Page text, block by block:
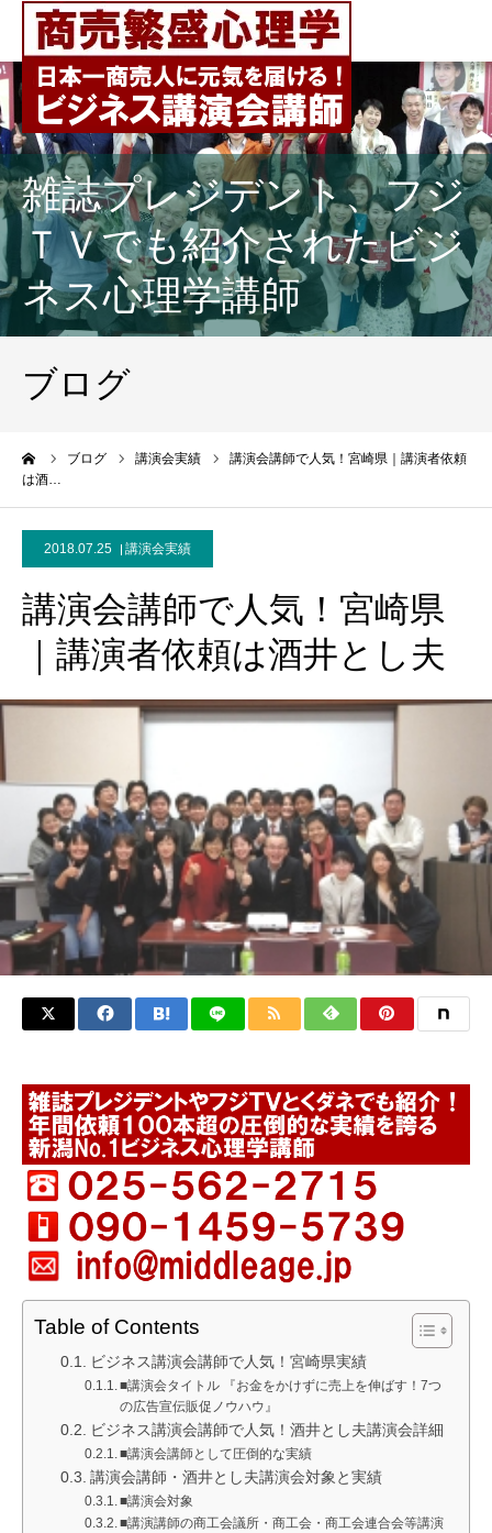
雑誌プレジデント、フジ
ＴＶでも紹介されたビジ
ネス心理学講師
ブログ
ブログ 講演会実績
講演会講師で人気！宮崎県｜講演者依頼
は酒…
2018.07.25 講演会実績
講演会講師で人気！宮崎県
｜講演者依頼は酒井とし夫
Table of Contents
ビジネス講演会講師で人気！宮崎県実績
■講演会タイトル 『お金をかけずに売上を伸ばす！7つ
の広告宣伝販促ノウハウ』
ビジネス講演会講師で人気！酒井とし夫講演会詳細
■講演会講師として圧倒的な実績
講演会講師・酒井とし夫講演会対象と実績
■講演会対象
■講演講師の商工会議所・商工会・商工会連合会等講演